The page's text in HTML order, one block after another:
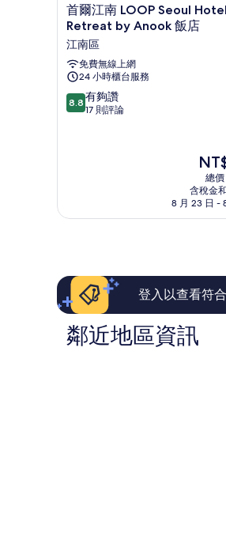
首
爾
江
南
LOOP
Seoul
Hotel
Retreat
首爾江南 LOOP Seoul Hotel
Retreat by Anook 飯店
江南區
免費無線上網
24 小時櫃台服務
8.8
分，
17
8.8 有夠讚
17 則評論
現
在
價
格
為
總價
含稅金
8 月 23 日 -
登入以查看符
鄰近地區資訊